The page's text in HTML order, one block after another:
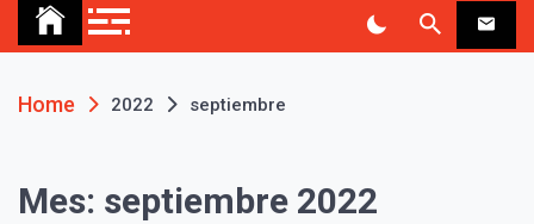
Home 2022 septiembre
Mes: septiembre 2022